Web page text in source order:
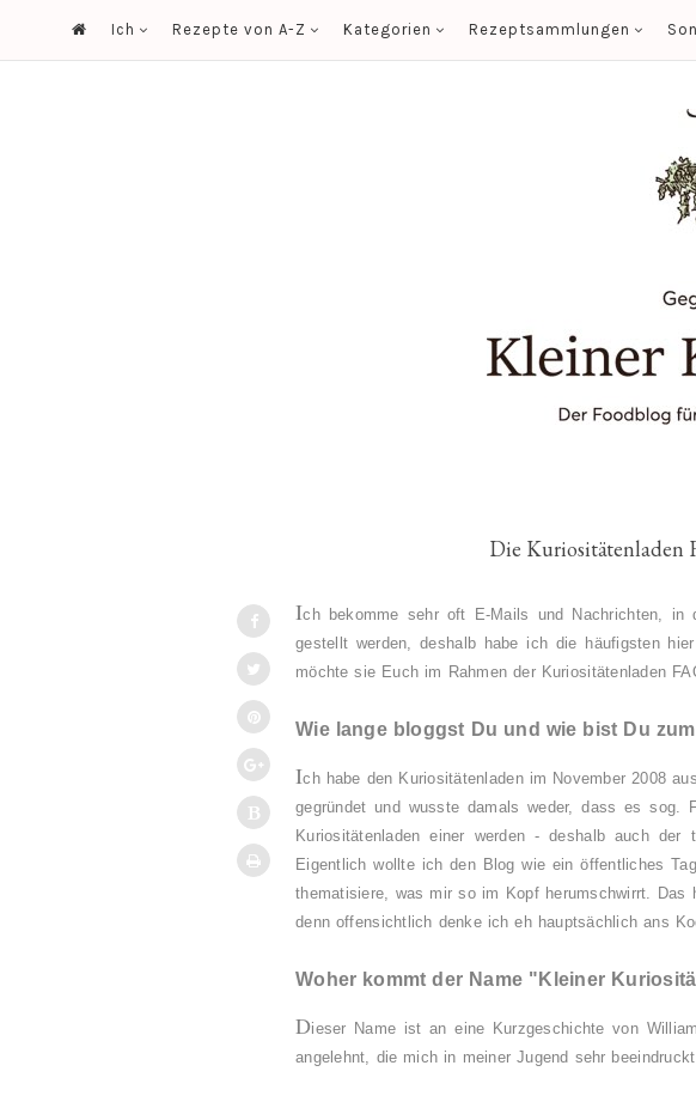
Ich Rezepte von A-Z Kategorien Rezeptsammlungen
Die Kuriositätenladen
Ich bekomme sehr oft E-Mails und Nachrichten, in
gestellt werden, deshalb habe ich die häufigsten
möchte sie Euch im Rahmen der Kuriositätenladen
Wie lange bloggst Du und wie bist Du
Ich habe den Kuriositätenladen im November 2008
gegründet und wusste damals weder, dass es sog.
Kuriositätenladen einer werden - deshalb auch der
Eigentlich wollte ich den Blog wie ein öffentliches
thematisiere, was mir so im Kopf herumschwirrt. Das
denn offensichtlich denke ich eh hauptsächlich ans
Woher kommt der Name "Kleiner
Dieser Name ist an eine Kurzgeschichte von
angelehnt, die mich in meiner Jugend sehr